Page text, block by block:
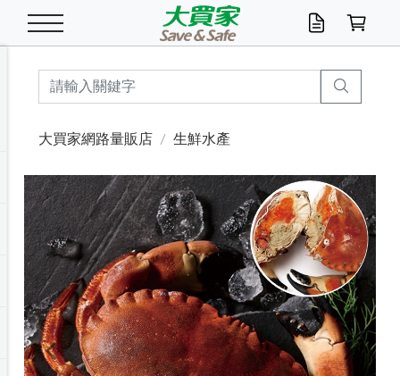
五穀/南北貨
湯類/湯塊
油/調味料 醬油.油膏.蠔油
調味用品
咖哩/沾拌醬/抹醬
泡麵 / 麵條
碗麵/義大利麵
麵條/快煮麵/米粉
箱購專區
罐頭調理包
醬菜/玉米罐
調理食品
肉鬆/肉醬罐
點心罐
零嘴
堅果/海苔
肉乾/豆乾
美味餅乾 糕餅/點心
洋芋片
節日限定伴手禮
糖果/巧克力
巧克力
飲料
果汁咖啡
碳酸/礦泉水
保久乳/豆米漿
機能飲料
機能保健
族群保健
常備/醫材/口罩
▶保健品牌推薦
奶粉/穀麥片 麥片/玉米片
沖調穀粉/隨手包
特色茶品
紅茶
奶茶/花草茶
烏龍/普洱茶/其他
黑糖桂圓/蜂蜜醋
咖啡/可可
咖啡豆/粉/濾掛
可可/糖/奶精
香皂/洗手乳
美髮造型 造型髮品
染髮產品
口腔清潔
牙膏/漱口水
口腔配件
臉部清潔
卸妝/粉刺調理
刮鬍用品
開架/身體保養
面/眼膜
身體保養
開架彩妝/防曬
保鮮/微波
飲水用具
廚房配件
掃除用具/照明/五金 洗衣/曬衣用具
電池/延長線
燈泡/檯燈/照明
修繕/五金/祭祀
傢飾/收納/衛浴
收納用品
衛浴/毛巾
地墊/家飾品
寵物/園藝
寵物清潔/百貨
園藝用品
廚房紙巾/平版/
箱購免運區
日用活動區
衣物清潔 洗衣粉/皂
漂白水/柔軟精
箱購免運區
居家清潔
浴廁/水管清潔
居家清潔/除濕芳
防蚊/殺蟲
衛生棉/護墊
成人/嬰兒紙尿褲
嬰兒尿布
成人紙尿褲
烤箱/微波/電磁爐
快煮壺/烘碗機
咖啡機/果汁調理
季節家電 風扇/防蚊家電
電暖器
生活家電
美容家電
家用電器
3C/電腦周邊/OA
數位週邊
手機/平板周邊
辦公用具
辦公文具/收納
玩具/擺設小物
汽機車百貨 汽車百貨
休閒/運動
健身/按摩/瑜珈
測量/護具/其他
球類/運動
服飾/配件
配件
男/女/機能包
戶外/室內鞋
調理食品
箱購免運 清潔用品免運
居家/汽百用品
主題專區
店長推薦
這夏不怕熱
綠意露營生活
大買家網路量販店 生鮮水產
Previous Next